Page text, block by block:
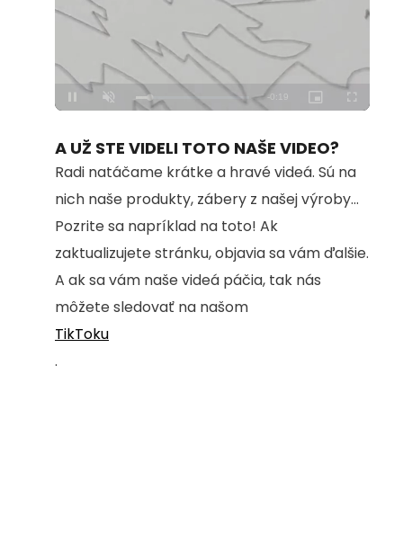
Unmute Loaded
100.00%
A UŽ STE VIDELI TOTO NAŠE VIDEO?
Radi natáčame krátke a hravé videá. Sú na
nich naše produkty, zábery z našej výroby...
Pozrite sa napríklad na toto! Ak
zaktualizujete stránku, objavia sa vám ďalšie.
A ak sa vám naše videá páčia, tak nás
môžete sledovať na našom
TikToku
.